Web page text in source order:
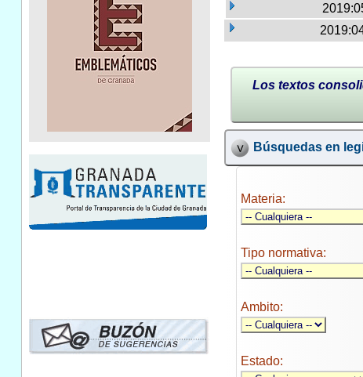
Los textos
Búsquedas en
Materia:
Tipo normativa:
Ambito:
Estado: